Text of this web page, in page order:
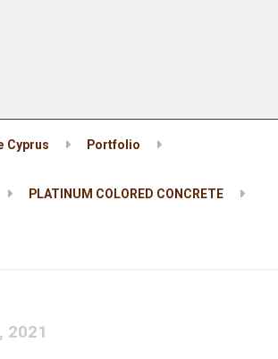
Cyprus Portfolio
PLATINUM COLORED CONCRETE
2021